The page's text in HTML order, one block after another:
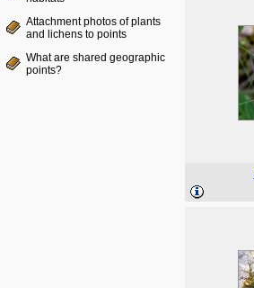
Attachment photos of plants
and lichens to points
What are shared geographic
points?